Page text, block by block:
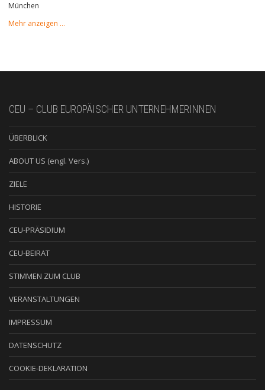
München
Mehr anzeigen …
CEU – CLUB EUROPÄISCHER UNTERNEHMERINNEN
ÜBERBLICK
ABOUT US (engl. Vers.)
ZIELE
HISTORIE
CEU-PRÄSIDIUM
CEU-BEIRAT
STIMMEN ZUM CLUB
VERANSTALTUNGEN
IMPRESSUM
DATENSCHUTZ
COOKIE-DEKLARATION